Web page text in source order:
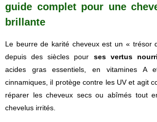
guide complet pour une
brillante
Le beurre de karité cheveux est un « trésor
depuis des siècles pour ses vertus
acides gras essentiels, en vitamines
cinnamiques, il protège contre les UV et agit
réparer les cheveux secs ou abîmés tout
chevelus irrités.